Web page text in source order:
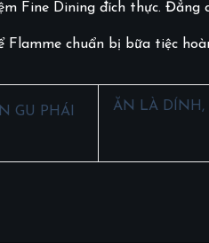
Fine Dining đích thực. Đẳng
chuẩn bị bữa tiệc
GU PHÁI
ĂN LÀ DÍNH,